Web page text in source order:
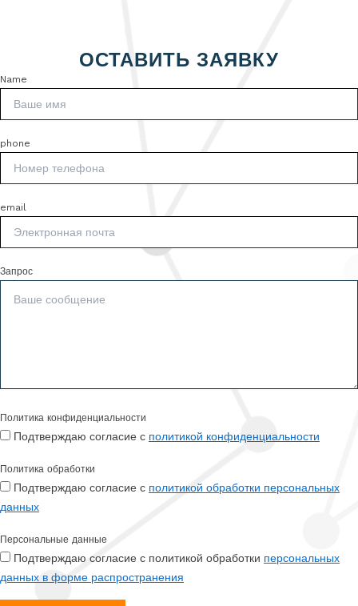
ОСТАВИТЬ ЗАЯВКУ
Name
phone
email
Запрос
Политика конфиденциальности
Подтверждаю согласие с политикой конфиденциальности
Политика обработки
Подтверждаю согласие с политикой обработки персональных
данных
Персональные данные
Подтверждаю согласие с политикой обработки персональных
данных в форме распространения